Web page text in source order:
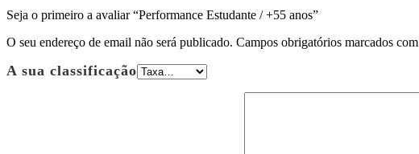
Seja o primeiro a avaliar “Performance Estudante / +55 anos”
O seu endereço de email não será publicado. Campos obrigatórios marcados com
A sua classificação